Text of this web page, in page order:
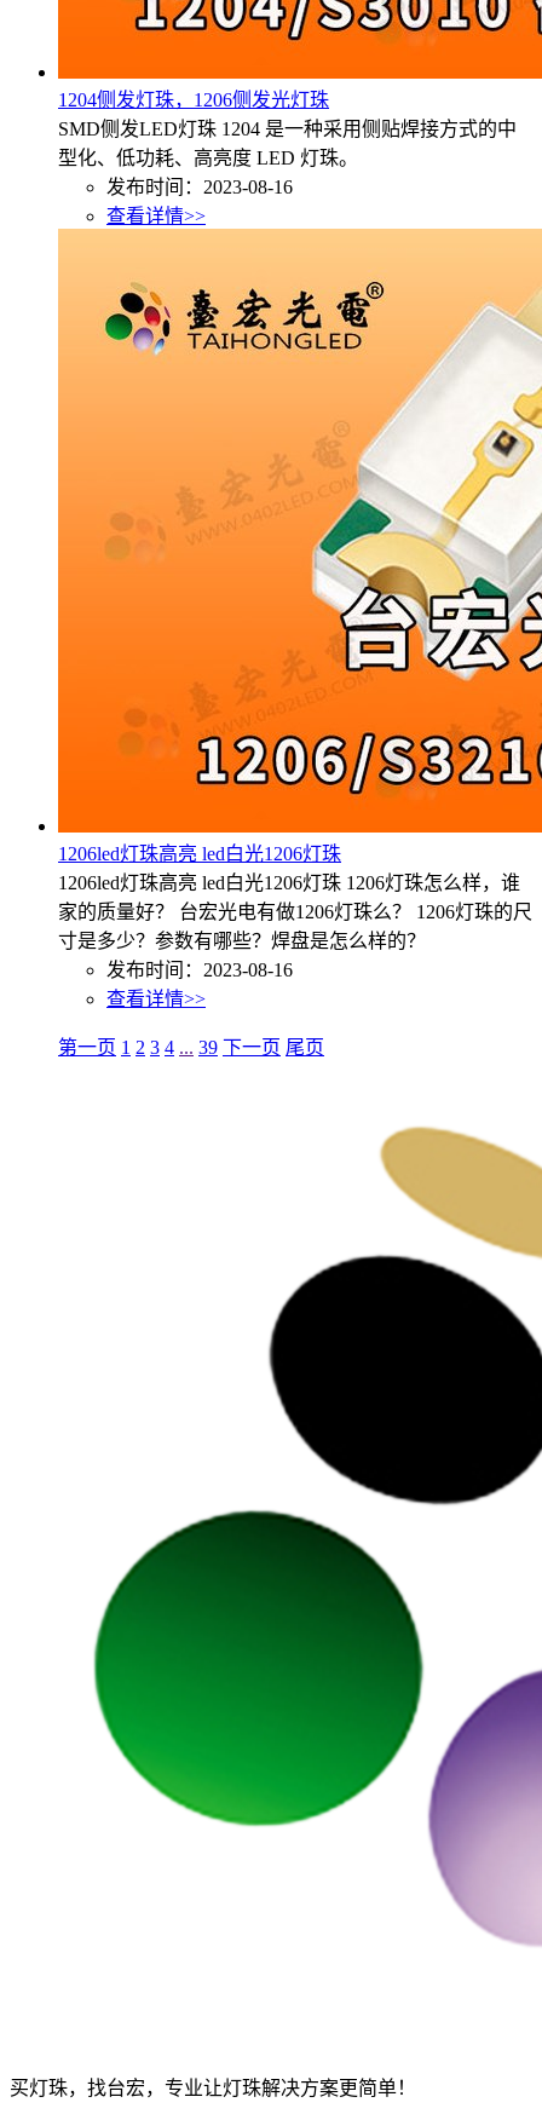
1204侧发灯珠，1206侧发光灯珠
SMD侧发LED灯珠 1204 是一种采用侧贴焊接方式的中
型化、低功耗、高亮度 LED 灯珠。
发布时间：2023-08-16
查看详情>>
1206led灯珠高亮 led白光1206灯珠
1206led灯珠高亮 led白光1206灯珠 1206灯珠怎么样，谁
家的质量好？ 台宏光电有做1206灯珠么？ 1206灯珠的尺
寸是多少？参数有哪些？焊盘是怎么样的？
发布时间：2023-08-16
查看详情>>
第一页 1 2 3 4 ... 39 下一页 尾页
买灯珠，找台宏，专业让灯珠解决方案更简单！